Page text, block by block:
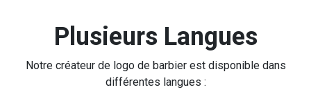
Plusieurs Langues
Notre créateur de logo de barbier est disponible dans
différentes langues :